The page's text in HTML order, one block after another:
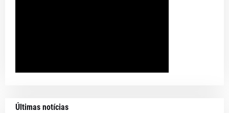
Últimas notícias